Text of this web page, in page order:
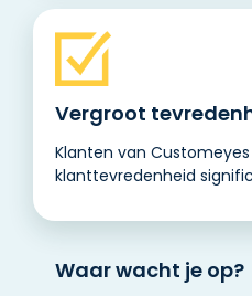
Vergroot
Klanten van
klanttevredenheid
Waar wacht je op?